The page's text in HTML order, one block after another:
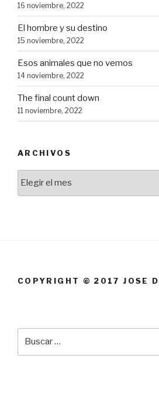
16 noviembre, 2022
El hombre y su destino
15 noviembre, 2022
Esos animales que no vemos
14 noviembre, 2022
The final count down
11 noviembre, 2022
ARCHIVOS
COPYRIGHT © 2017 JOSE